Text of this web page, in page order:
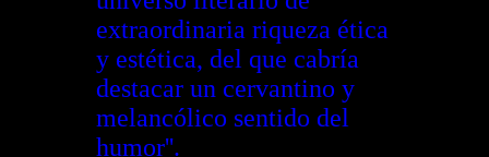
extraordinaria riqueza ética
y estética, del que cabría
destacar un cervantino y
melancólico sentido del
humor''.